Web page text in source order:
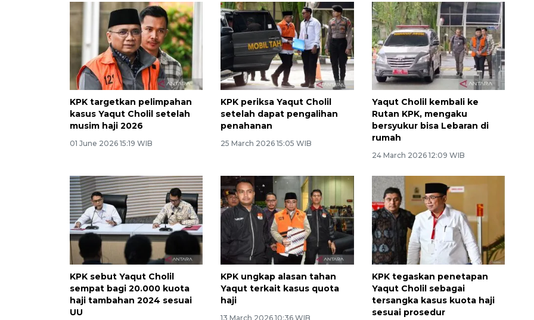
KPK targetkan pelimpahan
kasus Yaqut Cholil setelah
musim haji 2026
01 June 2026 15:19 WIB
KPK periksa Yaqut Cholil
setelah dapat pengalihan
penahanan
25 March 2026 15:05 WIB
Yaqut Cholil kembali ke
Rutan KPK, mengaku
bersyukur bisa Lebaran di
rumah
24 March 2026 12:09 WIB
KPK sebut Yaqut Cholil
sempat bagi 20.000 kuota
haji tambahan 2024 sesuai
UU
KPK ungkap alasan tahan
Yaqut terkait kasus quota
haji
13 March 2026 10:36 WIB
KPK tegaskan penetapan
Yaqut Cholil sebagai
tersangka kasus kuota haji
sesuai prosedur